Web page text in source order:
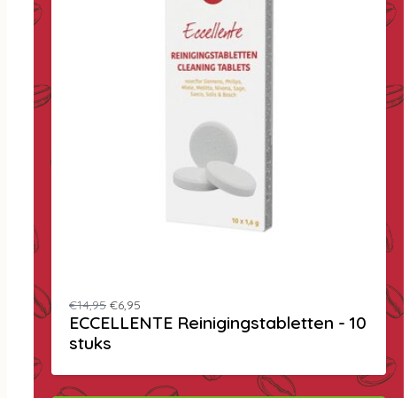
€14,95 €6,95
ECCELLENTE Reinigingstabletten - 10
stuks